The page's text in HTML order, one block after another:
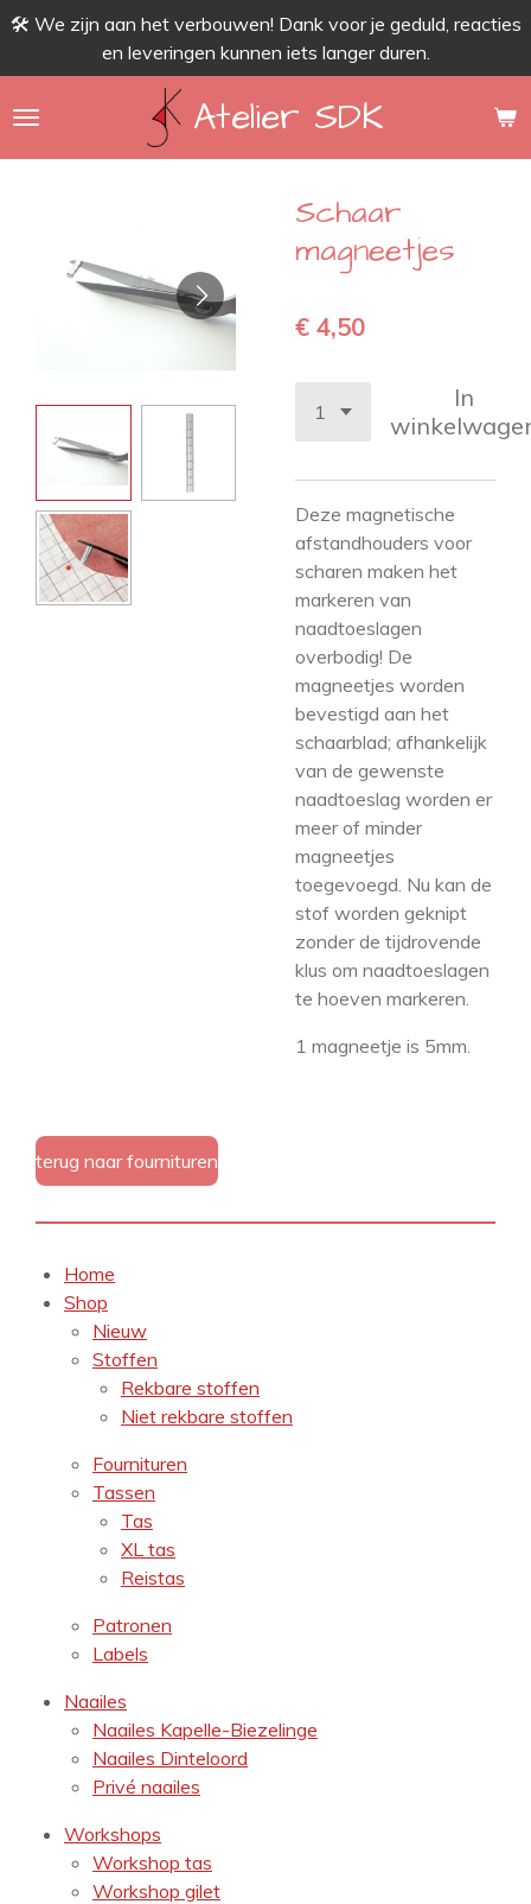
Ga
naar
de
Atelier SDK
🛠 We zijn aan het verbouwen! Dank voor je geduld, reacties
en leveringen kunnen iets langer duren.
Schaar
magneetjes
€ 4,50
In
Deze magnetische
afstandhouders voor
scharen maken het
markeren van
naadtoeslagen
overbodig! De
magneetjes worden
bevestigd aan het
schaarblad; afhankelijk
van de gewenste
naadtoeslag worden er
meer of minder
magneetjes
toegevoegd. Nu kan de
stof worden geknipt
zonder de tijdrovende
klus om naadtoeslagen
te hoeven markeren.
1 magneetje is 5mm.
terug naar fournituren
Home
Shop
Nieuw
Stoffen
Rekbare stoffen
Niet rekbare stoffen
Fournituren
Tassen
Tas
XL tas
Reistas
Patronen
Labels
Naailes
Naailes Kapelle-Biezelinge
Naailes Dinteloord
Privé naailes
Workshops
Workshop tas
Workshop gilet